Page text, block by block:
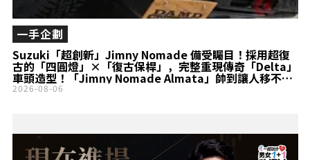
Suzuki「超創新」Jimny Nomade 備受矚目！採用超復
古的「四圓燈」×「復古保桿」，完整重現傳奇「Delta」
車頭造型！「Jimny Nomade Almata」帥到讓人移不開
目光！
一手企劃
2026-08-06